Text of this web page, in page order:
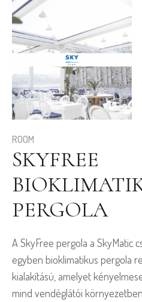
ROOM
SKYFREE
PERGOLA
A SkyFree pergola a SkyMatic
egyben bioklimatikus pergola
kialakítású, amelyet
mind vendéglátói